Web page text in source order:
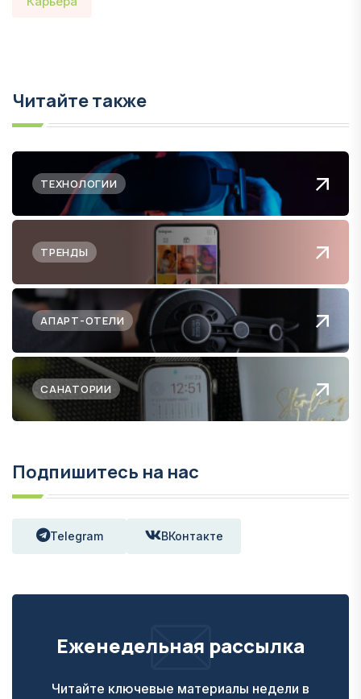
Читайте также
ТЕХНОЛОГИИ
ТРЕНДЫ
АПАРТ-ОТЕЛИ
САНАТОРИИ
Подпишитесь на нас
Telegram ВКонтакте
Еженедельная рассылка
Читайте ключевые материалы недели в